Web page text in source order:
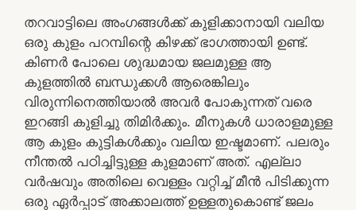
തറവാട്ടിലെ അംഗങ്ങള്‍ക്ക് കുളിക്കാനായി വലിയ
ഒരു കുളം പറമ്പിന്റെ കിഴക്ക് ഭാഗത്തായി ഉണ്ട്.
കിണര്‍ പോലെ ശുദ്ധമായ ജലമുള്ള ആ
കുളത്തില്‍ ബന്ധുക്കള്‍ ആരെങ്കിലും
വിരുന്നിനെത്തിയാല്‍ അവര്‍ പോകുന്നത് വരെ
ഇറങ്ങി കുളിച്ചു തിമിര്‍ക്കും. മീനുകള്‍ ധാരാളമുള്ള
ആ കുളം കുട്ടികള്‍ക്കും വലിയ ഇഷ്ടമാണ്. പലരും
നീന്തല്‍ പഠിച്ചിട്ടുള്ള കുളമാണ് അത്. എല്ലാ
വര്‍ഷവും അതിലെ വെള്ളം വറ്റിച്ച് മീന്‍ പിടിക്കുന്ന
ഒരു ഏര്‍പ്പാട് അക്കാലത്ത് ഉള്ളതുകൊണ്ട് ജലം